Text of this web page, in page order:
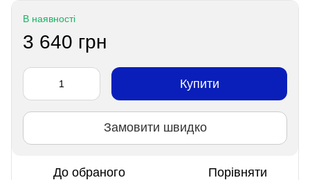
В наявності
3 640 грн
Купити
Замовити швидко
До обраного Порівняти